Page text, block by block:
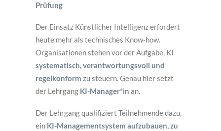
Prüfung
Der Einsatz Künstlicher Intelligenz erfordert
heute mehr als technisches Know-how.
Organisationen stehen vor der Aufgabe, KI
systematisch, verantwortungsvoll und
regelkonform zu steuern. Genau hier setzt
der Lehrgang KI-Manager*in an.
Der Lehrgang qualifiziert Teilnehmende dazu,
ein KI-Managementsystem aufzubauen, zu